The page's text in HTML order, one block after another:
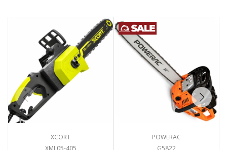
XCORT
XML05-405
POWERAC
G5822